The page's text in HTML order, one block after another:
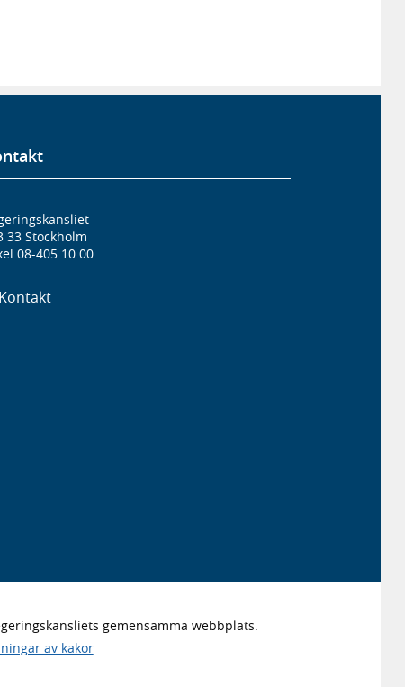
33 Stockholm
08-405 10 00
Kontakt
gemensamma webbplats.
av kakor